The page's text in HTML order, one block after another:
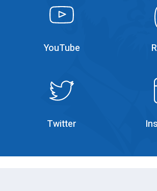
YouTube
YouTube
Rumble
Twitter